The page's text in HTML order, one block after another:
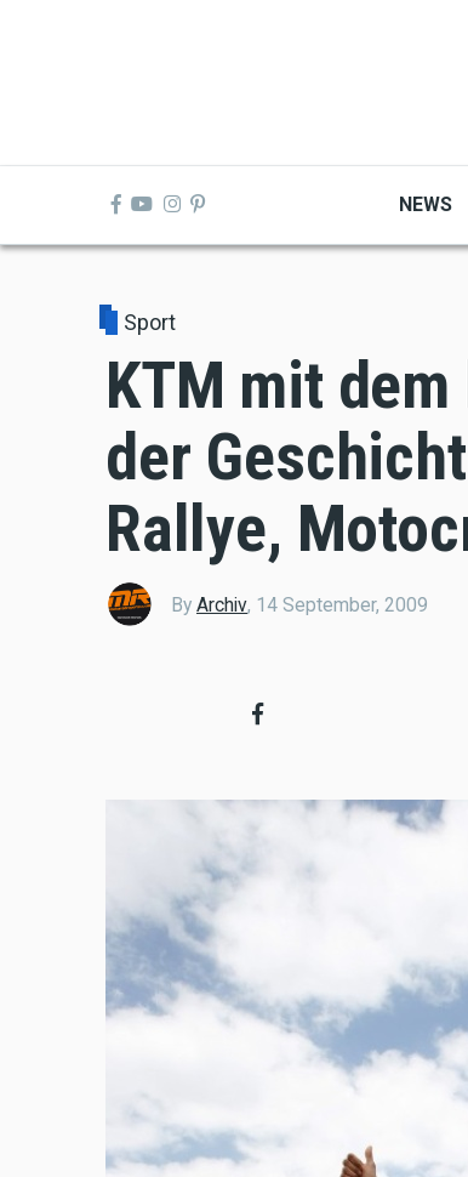
NEWS
Sport
KTM mit
der
Rallye,
By Archiv, 14 September, 2009